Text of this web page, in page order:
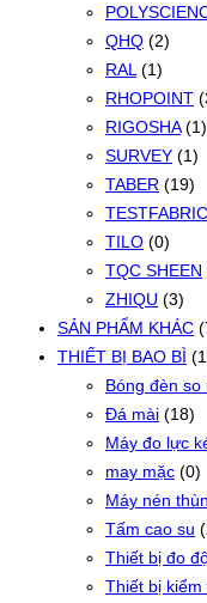
QHQ (2)
RAL (1)
RHOPOINT
RIGOSHA (1)
SURVEY (1)
TABER (19)
TILO (0)
TQC SHEEN
ZHIQU (3)
SẢN PHẨM KHÁC
THIẾT BỊ BAO BÌ
Bóng đèn so
Đá mài (18)
Máy đo lực
may mặc (0)
Máy nén
Tấm cao su
Thiết bị đo
Thiết bị